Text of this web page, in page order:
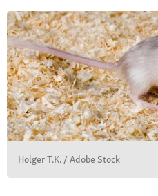
Holger T.K. / Adobe Stock